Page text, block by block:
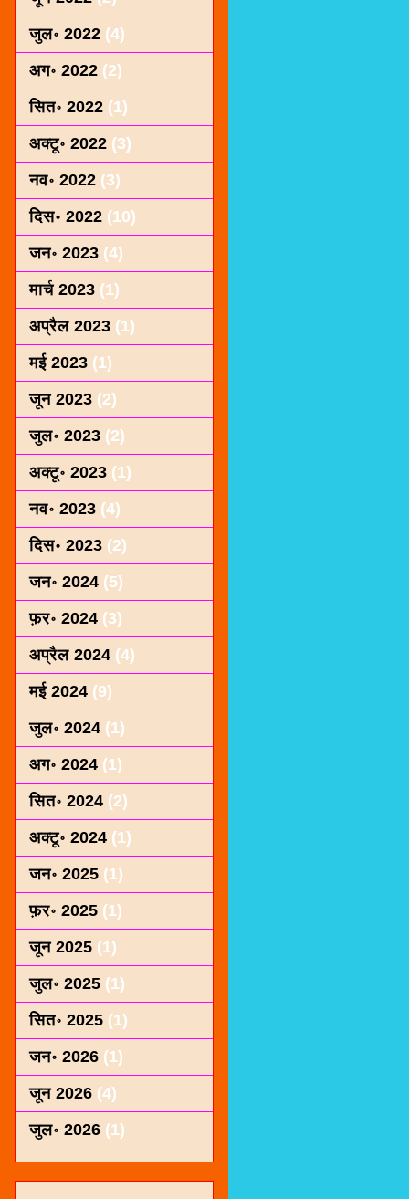
जुल॰ 2022 (4)
अग॰ 2022 (2)
सित॰ 2022 (1)
अक्टू॰ 2022 (3)
नव॰ 2022 (3)
दिस॰ 2022 (10)
जन॰ 2023 (4)
मार्च 2023 (1)
अप्रैल 2023 (1)
मई 2023 (1)
जून 2023 (2)
जुल॰ 2023 (2)
अक्टू॰ 2023 (1)
नव॰ 2023 (4)
दिस॰ 2023 (2)
जन॰ 2024 (5)
फ़र॰ 2024 (3)
अप्रैल 2024 (4)
मई 2024 (9)
जुल॰ 2024 (1)
अग॰ 2024 (1)
सित॰ 2024 (2)
अक्टू॰ 2024 (1)
जन॰ 2025 (1)
फ़र॰ 2025 (1)
जून 2025 (1)
जुल॰ 2025 (1)
सित॰ 2025 (1)
जन॰ 2026 (1)
जून 2026 (4)
जुल॰ 2026 (1)